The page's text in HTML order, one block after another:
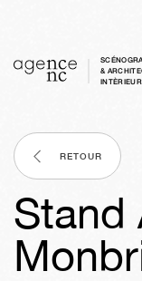
&
RETOUR
Stand